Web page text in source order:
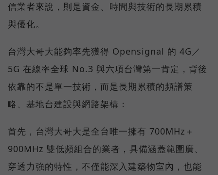
信業者來說，則是資金、時間與技術的長期累積
與優化。
台灣大哥大能夠率先獲得 Opensignal 的 4G／
5G 在線率全球 No.3 與六項台灣第一肯定，背後
依靠的不是單一技術，而是長期累積的頻譜策
略、基地台建設與網路架構：
首先，台灣大哥大是全台唯一擁有 700MHz＋
900MHz 雙低頻組合的業者，具備涵蓋範圍廣、
穿透力強的特性，不僅能深入建築物室內，也能